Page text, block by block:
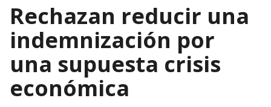
Rechazan reducir una
indemnización por
una supuesta crisis
económica